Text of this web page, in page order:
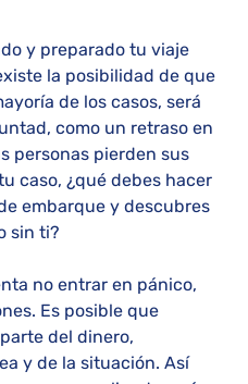
y preparado tu viaje
la posibilidad de que
de los casos, será
como un retraso en
personas pierden sus
caso, ¿qué debes hacer
embarque y descubres
sin ti?
no entrar en pánico,
Es posible que
del dinero,
y de la situación. Así